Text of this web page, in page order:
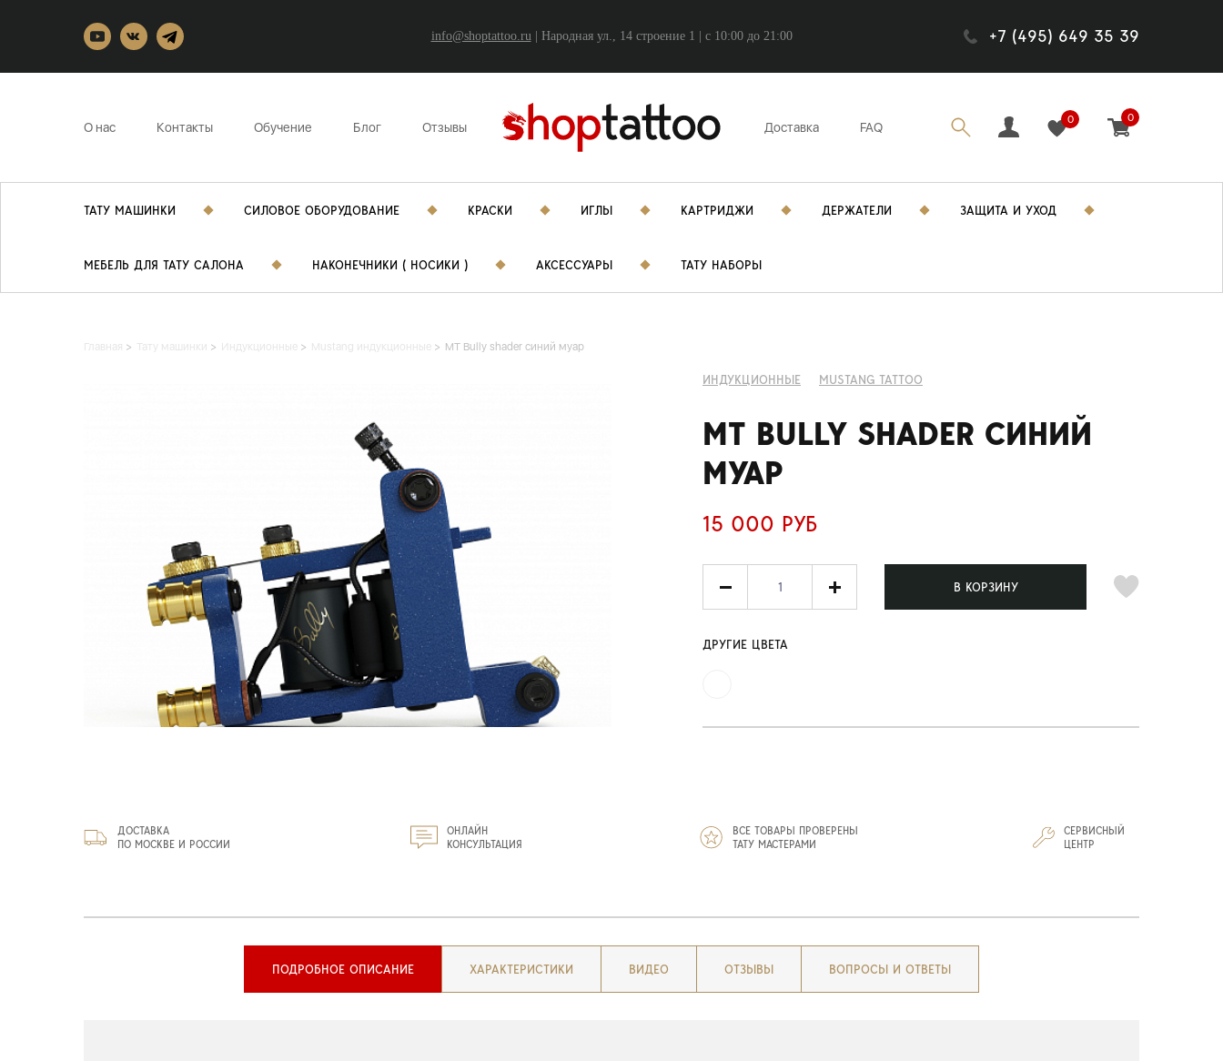
info@shoptattoo.ru| Народная ул., 14 строение 1 | c 10:00 до 21:00 +7 (495) 649 35 39
О нас Контакты Обучение Блог Отзывы Доставка FAQ
0 0
ТАТУ МАШИНКИ СИЛОВОЕ ОБОРУДОВАНИЕ КРАСКИ ИГЛЫ КАРТРИДЖИ ДЕРЖАТЕЛИ ЗАЩИТА И УХОД
МЕБЕЛЬ ДЛЯ ТАТУ САЛОНА НАКОНЕЧНИКИ ( НОСИКИ ) АКСЕССУАРЫ ТАТУ НАБОРЫ
Главная Тату машинки Индукционные Mustang индукционные MT Bully shader синий муар
ИНДУКЦИОННЫЕ MUSTANG TATTOO
MT BULLY SHADER СИНИЙ
МУАР
15 000 РУБ
В КОРЗИНУ
ДРУГИЕ ЦВЕТА
ДОСТАВКА
ПО МОСКВЕ И РОССИИ
ОНЛАЙН
КОНСУЛЬТАЦИЯ
ВСЕ ТОВАРЫ ПРОВЕРЕНЫ
ТАТУ МАСТЕРАМИ
СЕРВИСНЫЙ
ЦЕНТР
ПОДРОБНОЕ ОПИСАНИЕ ХАРАКТЕРИСТИКИ ВИДЕО ОТЗЫВЫ ВОПРОСЫ И ОТВЕТЫ